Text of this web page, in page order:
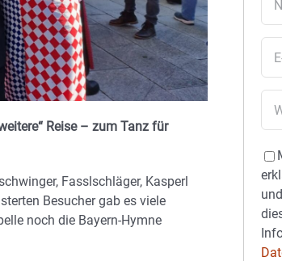
Reise – zum Tanz für
Fasslschläger, Kasperl
Besucher gab es viele
noch die Bayern-Hymne